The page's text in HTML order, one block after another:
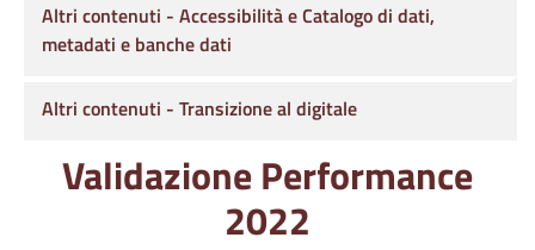
Validazione Performance
2022
Altri contenuti - Accessibilità e Catalogo di dati,
metadati e banche dati
Altri contenuti - Transizione al digitale